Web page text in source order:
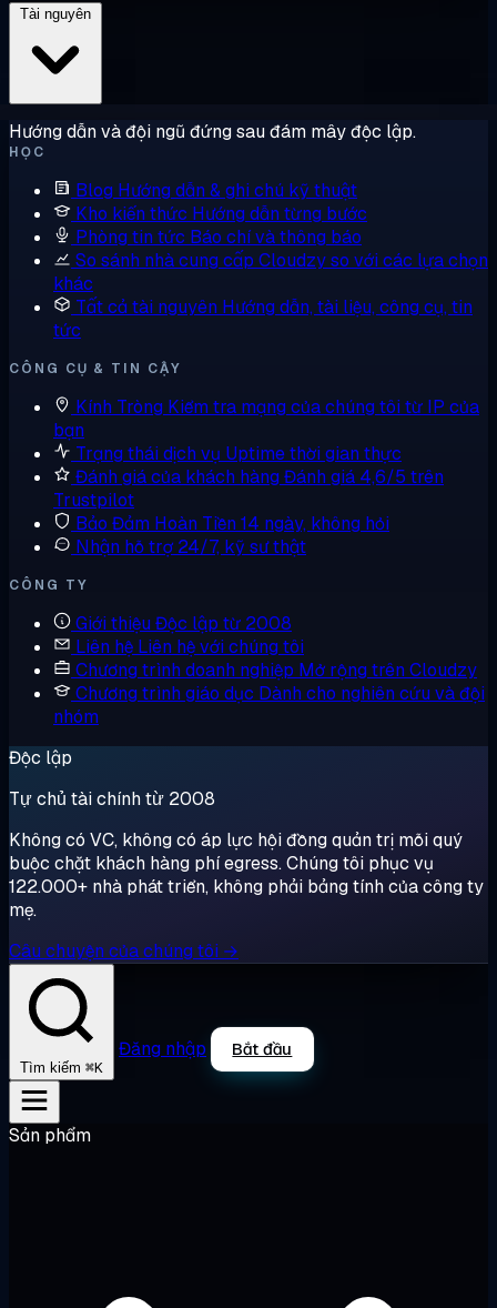
Hướng dẫn và đội ngũ đứng sau đám mây độc lập.
HỌC
Blog Hướng dẫn & ghi chú kỹ thuật
Kho kiến thức Hướng dẫn từng bước
Phòng tin tức Báo chí và thông báo
So sánh nhà cung cấp Cloudzy so với các lựa chọn
khác
Tất cả tài nguyên Hướng dẫn, tài liệu, công cụ, tin
tức
CÔNG CỤ & TIN CẬY
Kính Tròng Kiểm tra mạng của chúng tôi từ IP của
bạn
Trạng thái dịch vụ Uptime thời gian thực
Đánh giá của khách hàng Đánh giá 4,6/5 trên
Trustpilot
Bảo Đảm Hoàn Tiền 14 ngày, không hỏi
Nhận hỗ trợ 24/7, kỹ sư thật
CÔNG TY
Giới thiệu Độc lập từ 2008
Liên hệ Liên hệ với chúng tôi
Chương trình doanh nghiệp Mở rộng trên Cloudzy
Chương trình giáo dục Dành cho nghiên cứu và đội
nhóm
Độc lập
Tự chủ tài chính từ 2008
Không có VC, không có áp lực hội đồng quản trị mỗi quý
buộc chặt khách hàng phí egress. Chúng tôi phục vụ
122.000+ nhà phát triển, không phải bảng tính của công ty
mẹ.
Câu chuyện của chúng tôi →
Tìm kiếm ⌘K
Đăng nhập Bắt đầu
Sản phẩm